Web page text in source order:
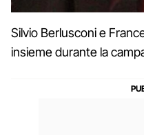
Silvio Berlusconi e
insieme durante la